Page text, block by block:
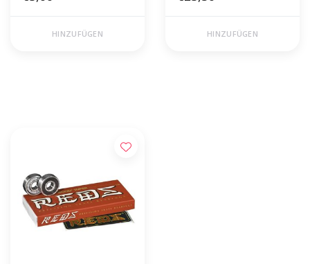
HINZUFÜGEN HINZUFÜGEN